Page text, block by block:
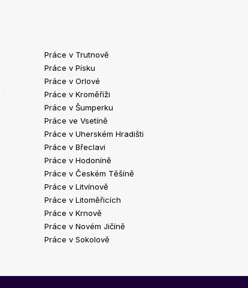
Práce v Trutnově
Práce v Písku
Práce v Orlové
Práce v Kroměříži
Práce v Šumperku
Práce ve Vsetíně
Práce v Uherském Hradišti
Práce v Břeclavi
Práce v Hodoníně
Práce v Českém Těšíně
Práce v Litvínově
Práce v Litoměřicích
Práce v Krnově
Práce v Novém Jičíně
Práce v Sokolově